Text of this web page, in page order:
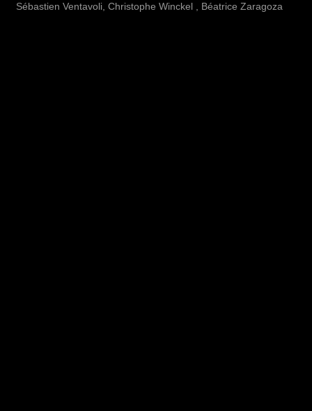
Sébastien Ventavoli, Christophe Winckel , Béatrice